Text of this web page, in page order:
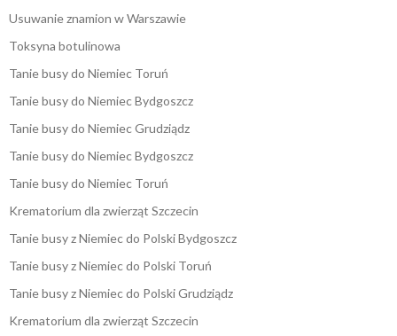
Usuwanie znamion w Warszawie
Toksyna botulinowa
Tanie busy do Niemiec Toruń
Tanie busy do Niemiec Bydgoszcz
Tanie busy do Niemiec Grudziądz
Tanie busy do Niemiec Bydgoszcz
Tanie busy do Niemiec Toruń
Krematorium dla zwierząt Szczecin
Tanie busy z Niemiec do Polski Bydgoszcz
Tanie busy z Niemiec do Polski Toruń
Tanie busy z Niemiec do Polski Grudziądz
Krematorium dla zwierząt Szczecin